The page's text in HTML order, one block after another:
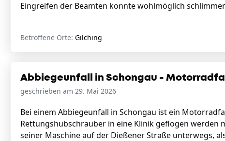
Eingreifen der Beamten konnte wohlmöglich
Betroffene Orte: Gilching
Abbiegeunfall in Schongau -
geschrieben am 29. Mai 2026
Bei einem Abbiegeunfall in Schongau ist ein
Rettungshubschrauber in eine Klinik geflogen werden
seiner Maschine auf der Dießener Straße unterwegs,